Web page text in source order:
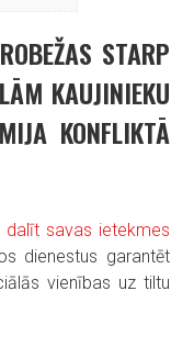
STARP
KAUJINIEKU
KONFLIKTĀ
dalīt savas ietekmes
dienestus garantēt
vienības uz tiltu